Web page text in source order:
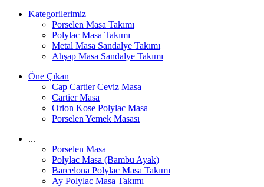
Kategorilerimiz
Porselen Masa Takımı
Polylac Masa Takımı
Metal Masa Sandalye Takımı
Ahşap Masa Sandalye Takımı
Öne Çıkan
Cap Cartier Ceviz Masa
Cartier Masa
Orion Kose Polylac Masa
Porselen Yemek Masası
...
Porselen Masa
Polylac Masa (Bambu Ayak)
Barcelona Polylac Masa Takımı
Ay Polylac Masa Takımı